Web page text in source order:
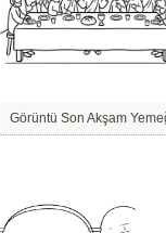
Görüntü Son Akşam